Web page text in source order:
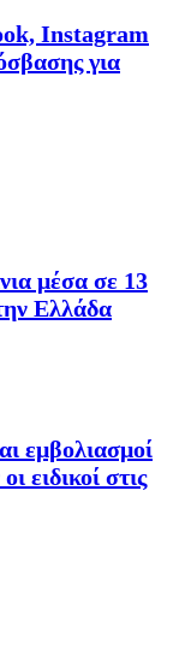
Instagram
για
μέσα σε 13
Ελλάδα
εμβολιασμοί
ειδικοί στις